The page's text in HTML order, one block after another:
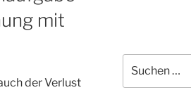
mit
der Verlust
nach: